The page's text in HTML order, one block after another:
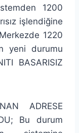
1200
işlendiğine
1220
yeni durumu
BASARISIZ
ADRESE
Bu durum